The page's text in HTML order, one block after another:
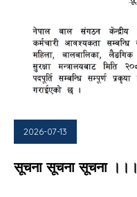
2026-07-13
सूचना सूचना सूचना ।।।